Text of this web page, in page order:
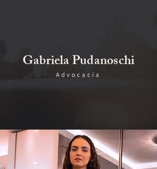
Gabriela Pudanoschi
Advocacia